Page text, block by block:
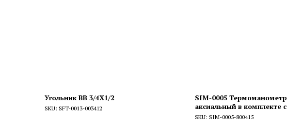
Угольник ВВ 3/4X1/2
SKU: SFT-0013-003412
SIM-0005 Термоманометр
аксиальный в комплекте с
автоматическим запорным
SKU: SIM-0005-800415